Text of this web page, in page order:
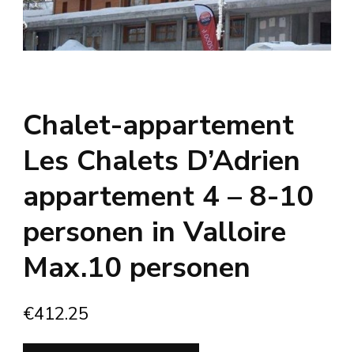
Chalet-appartement
Les Chalets D’Adrien
appartement 4 – 8-10
personen in Valloire
Max.10 personen
€412.25